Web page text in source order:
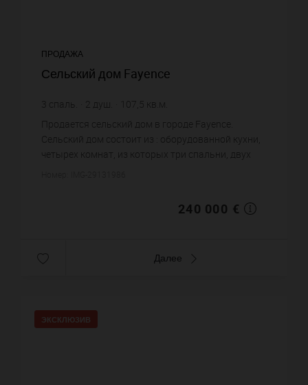
ПРОДАЖА
Сельский дом Fayence
3 спаль. 2 душ. 107,5 кв.м.
цена за кв.м.
Продается сельский дом в городе Fayence.
Сельский дом состоит из : оборудованной кухни,
четырех комнат, из которых три спальни, двух
240 000 €
Далее
ЭКСКЛЮЗИВ